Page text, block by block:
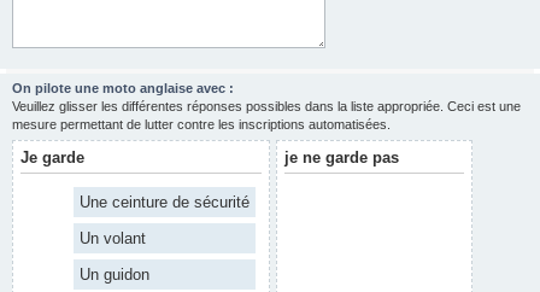
On pilote une moto anglaise avec :
Veuillez glisser les différentes réponses possibles dans la liste appropriée. Ceci est une
mesure permettant de lutter contre les inscriptions automatisées.
Je garde
Une ceinture de sécurité
Un volant
Un guidon
je ne garde pas